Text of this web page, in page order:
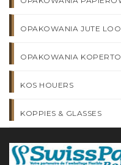
OPAKOWANIA JUTE
OPAKOWANIA
KOS HOUERS
KOPPIES & GLASSES